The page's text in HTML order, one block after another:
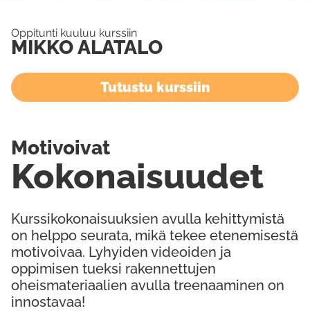
Oppitunti kuuluu kurssiin
MIKKO ALATALO
Tutustu kurssiin
Kurssikokonaisuuksien avulla kehittymistä
on helppo seurata, mikä tekee etenemisestä
motivoivaa. Lyhyiden videoiden ja
oppimisen tueksi rakennettujen
oheismateriaalien avulla treenaaminen on
innostavaa!
Kokonaisuudet
Motivoivat